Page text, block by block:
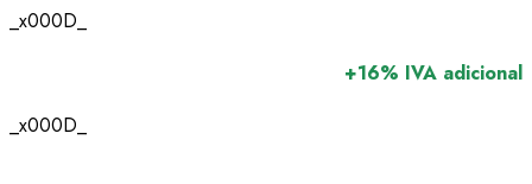
_x000D_
+16% IVA adicional
_x000D_